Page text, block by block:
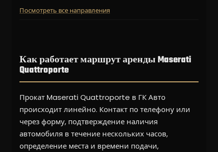
Посмотреть все направления
Как работает маршрут аренды Maserati
Quattroporte
Прокат Maserati Quattroporte в ГК Авто
происходит линейно. Контакт по телефону или
через форму, подтверждение наличия
автомобиля в течение нескольких часов,
определение места и времени подачи,